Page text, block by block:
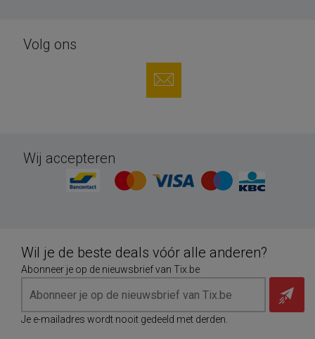
Volg ons
Wij accepteren
Wil je de beste deals vóór alle anderen?
Abonneer je op de nieuwsbrief van Tix.be
Je e-mailadres wordt nooit gedeeld met derden.